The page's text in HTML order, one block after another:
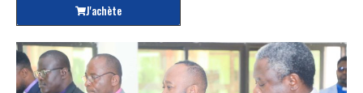
J'achète